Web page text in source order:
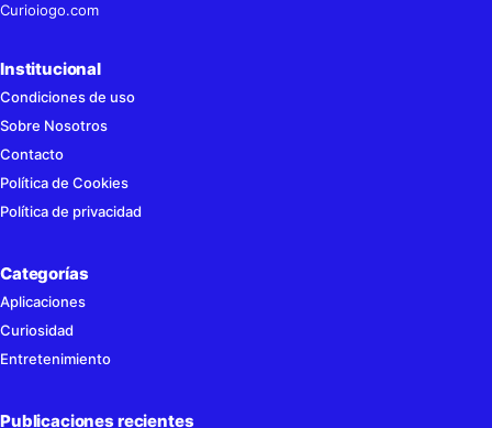
Curioiogo.com
Institucional
Condiciones de uso
Sobre Nosotros
Contacto
Política de Cookies
Política de privacidad
Categorías
Aplicaciones
Curiosidad
Entretenimiento
Publicaciones recientes